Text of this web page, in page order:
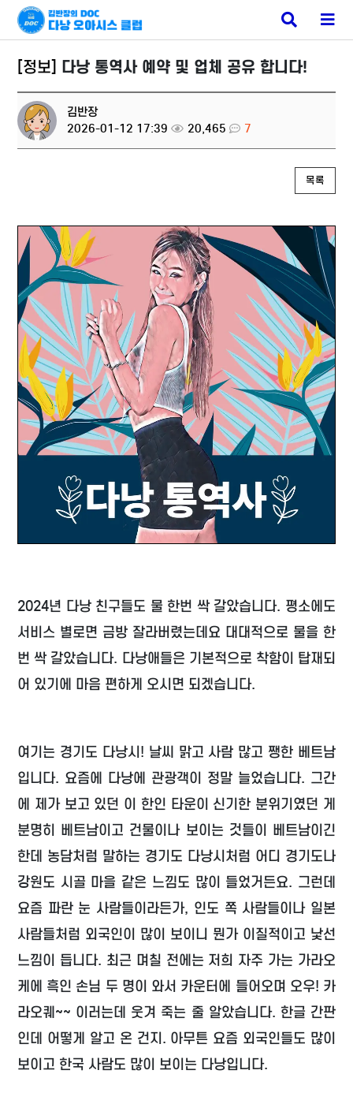
검
색
튼
메
뉴
베트남 에코걸
[정보] 다낭 통역사 예약 및 업체 공유 합니다!
김반장
2026-01-12 17:39
20,465 7
목록
2024년 다낭 친구들도 물 한번 싹 갈았습니다. 평소에도
서비스 별로면 금방 잘라버렸는데요 대대적으로 물을 한
번 싹 갈았습니다. 다낭애들은 기본적으로 착함이 탑재되
어 있기에 마음 편하게 오시면 되겠습니다.
여기는 경기도 다낭시! 날씨 맑고 사람 많고 쨍한 베트남
입니다. 요즘에 다낭에 관광객이 정말 늘었습니다. 그간
에 제가 보고 있던 이 한인 타운이 신기한 분위기였던 게
분명히 베트남이고 건물이나 보이는 것들이 베트남이긴
한데 농담처럼 말하는 경기도 다낭시처럼 어디 경기도나
강원도 시골 마을 같은 느낌도 많이 들었거든요. 그런데
요즘 파란 눈 사람들이라든가, 인도 쪽 사람들이나 일본
사람들처럼 외국인이 많이 보이니 뭔가 이질적이고 낯선
느낌이 듭니다. 최근 며칠 전에는 저희 자주 가는 가라오
케에 흑인 손님 두 명이 와서 카운터에 들어오며 오우! 카
라오퀘~~ 이러는데 웃겨 죽는 줄 알았습니다. 한글 간판
인데 어떻게 알고 온 건지. 아무튼 요즘 외국인들도 많이
보이고 한국 사람도 많이 보이는 다낭입니다.